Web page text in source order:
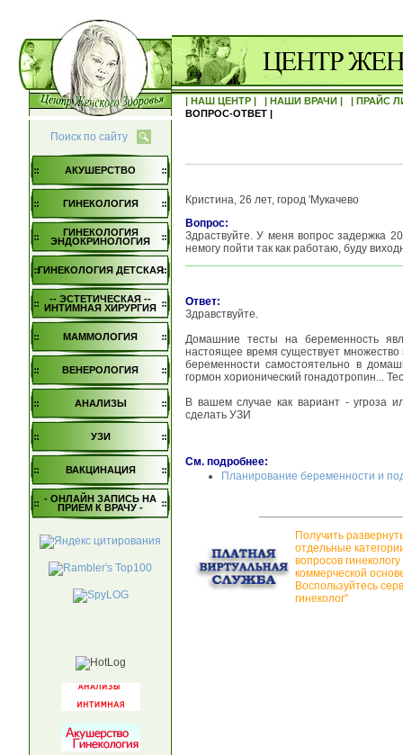
| НАШ ЦЕНТР | | НАШИ ВРАЧИ |
| ПРАЙС
ВОПРОС-ОТВЕТ |
Поиск по сайту
АКУШЕРСТВО
ГИНЕКОЛОГИЯ
ГИНЕКОЛОГИЯ
ЭНДОКРИНОЛОГИЯ
ГИНЕКОЛОГИЯ ДЕТСКАЯ
-- ЭСТЕТИЧЕСКАЯ --
ИНТИМНАЯ ХИРУРГИЯ
МАММОЛОГИЯ
ВЕНЕРОЛОГИЯ
АНАЛИЗЫ
УЗИ
ВАКЦИНАЦИЯ
- ОНЛАЙН ЗАПИСЬ НА
ПРИЕМ К ВРАЧУ -
Кристина, 26 лет, город 'Мукачево
Вопрос:
Здраствуйте. У меня вопрос задержка
немогу пойти так как работаю, буду
Ответ:
Здравствуйте.
Домашние тесты на беременность
настоящее время существует множество
беременности самостоятельно в
гормон хорионический гонадотропин...
В вашем случае как вариант - угроза
сделать УЗИ
См. подробнее:
Планирование беременности и
Получить
отдельные
вопросов
коммерческой
Воспользуйтесь
гинеколог"